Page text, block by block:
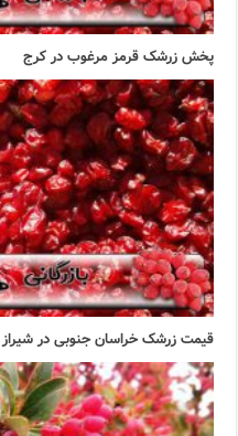
پخش زرشک قرمز مرغوب در کرج
قیمت زرشک خراسان جنوبی در شیراز